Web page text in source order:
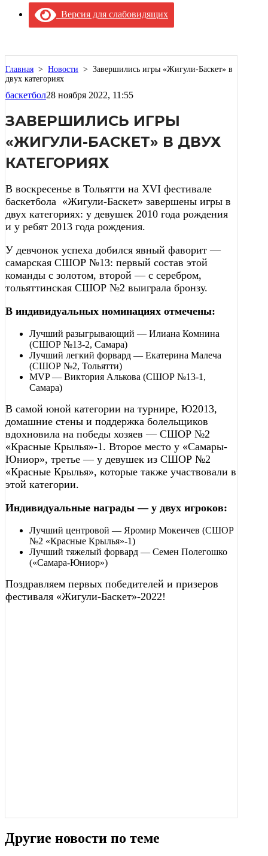
Версия для слабовидящих
Главная > Новости > Завершились игры «Жигули-Баскет» в
двух категориях
баскетбол28 ноября 2022, 11:55
ЗАВЕРШИЛИСЬ ИГРЫ
«ЖИГУЛИ-БАСКЕТ» В ДВУХ
КАТЕГОРИЯХ
В воскресенье в Тольятти на XVI фестивале
баскетбола «Жигули-Баскет» завершены игры в
двух категориях: у девушек 2010 года рождения
и у ребят 2013 года рождения.
У девчонок успеха добился явный фаворит —
самарская СШОР №13: первый состав этой
команды с золотом, второй — с серебром,
тольяттинская СШОР №2 выиграла бронзу.
В индивидуальных номинациях отмечены:
Лучший разыгрывающий — Илиана Комнина
(СШОР №13-2, Самара)
Лучший легкий форвард — Екатерина Малеча
(СШОР №2, Тольятти)
MVP — Виктория Алькова (СШОР №13-1,
Самара)
В самой юной категории на турнире, Ю2013,
домашние стены и поддержка болельщиков
вдохновила на победы хозяев — СШОР №2
«Красные Крылья»-1. Второе место у «Самары-
Юниор», третье — у девушек из СШОР №2
«Красные Крылья», которые также участвовали в
этой категории.
Индивидуальные награды — у двух игроков:
Лучший центровой — Яромир Мокеичев (СШОР
№2 «Красные Крылья»-1)
Лучший тяжелый форвард — Семен Полегошко
(«Самара-Юниор»)
Поздравляем первых победителей и призеров
фестиваля «Жигули-Баскет»-2022!
Другие новости по теме